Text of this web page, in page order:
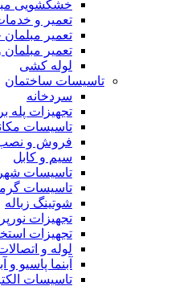
خشکشویی
تعمیر و
تعمیر
تعمیر
لوله کشی
تاسیسات ساختمان
سردخانه
تجهیزات پله
تاسیسات
فروش و نصب
سیم و کابل
تاسیسات
تاسیسات
شوتینگ زباله
تجهیزات
تجهیزات
لوله و
آبنما پاسیو و
تاسیسات